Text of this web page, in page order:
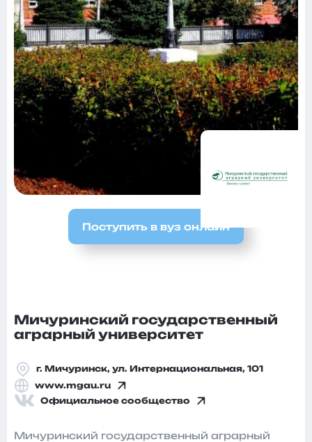
Поступить в вуз онлайн
Мичуринский государственный
аграрный университет
г. Мичуринск, ул. Интернациональная, 101
www.mgau.ru
Официальное сообщество
Мичуринский государственный аграрный